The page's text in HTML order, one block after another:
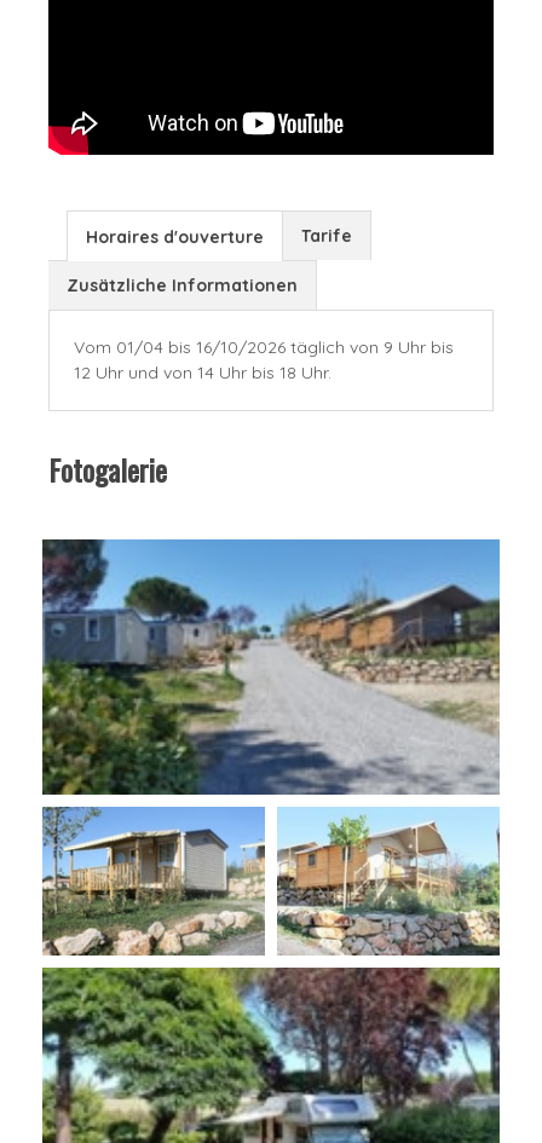
Horaires d'ouverture Tarife
Zusätzliche Informationen
Vom 01/04 bis 16/10/2026 täglich von 9 Uhr bis
12 Uhr und von 14 Uhr bis 18 Uhr.
Fotogalerie